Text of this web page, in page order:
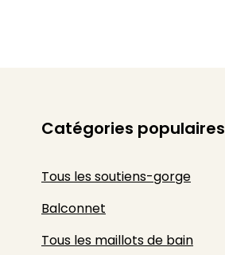
Catégories populaires
Tous les soutiens-gorge
Balconnet
Tous les maillots de bain